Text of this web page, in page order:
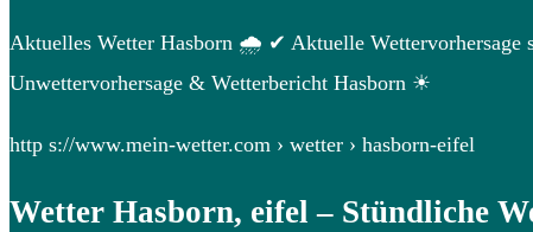
Aktuelles Wetter Hasborn 🌧️ ✔ Aktuelle Wettervorhersage
Unwettervorhersage & Wetterbericht Hasborn ☀
http s://www.mein-wetter.com › wetter › hasborn-eifel
Wetter Hasborn, eifel – Stündliche